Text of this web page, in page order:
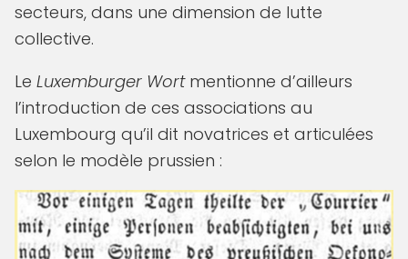
secteurs, dans une dimension de lutte
collective.
Le Luxemburger Wortmentionne d’ailleurs
l’introduction de ces associations au
Luxembourg qu’il dit novatrices et articulées
selon le modèle prussien :